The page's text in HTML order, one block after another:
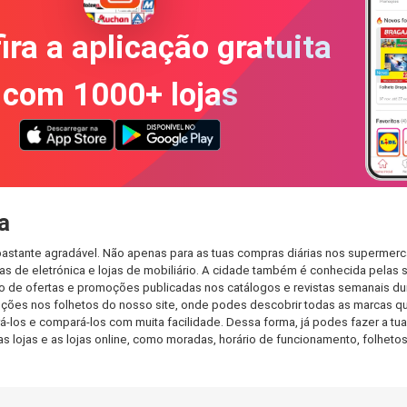
a aplicação gratuita
com 1000+ lojas
agradável. Não apenas para as tuas compras diárias nos
de eletrónica e lojas de mobiliário. A cidade também é conhecida pelas
ofertas e promoções publicadas nos catálogos e revistas semanais
nos folhetos do nosso site, onde podes descobrir todas as marcas
e compará-los com muita facilidade. Dessa forma, já podes fazer a
lojas e as lojas online, como moradas, horário de funcionamento,